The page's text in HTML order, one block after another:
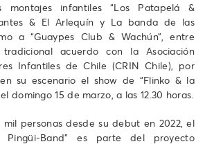
montajes infantiles “Los Patapelá &
& El Arlequín y La banda de las
a “Guaypes Club & Wachún”, entre
acuerdo con la Asociación
Infantiles de Chile (CRIN Chile), por
su escenario el show de “Flinko & la
domingo 15 de marzo, a las 12.30 horas.
personas desde su debut en 2022, el
Band” es parte del proyecto